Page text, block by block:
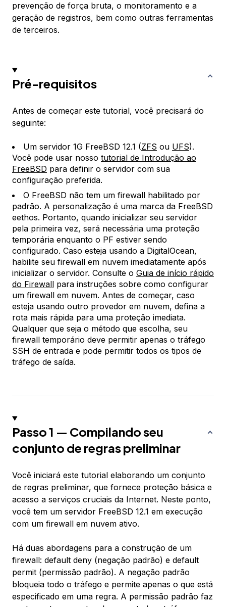
prevenção de força bruta, o monitoramento e a
geração de registros, bem como outras ferramentas
de terceiros.
Pré-requisitos
Antes de começar este tutorial, você precisará do
seguinte:
Um servidor 1G FreeBSD 12.1 (ZFS ou UFS).
Você pode usar nosso tutorial de Introdução ao
FreeBSD para definir o servidor com sua
configuração preferida.
O FreeBSD não tem um firewall habilitado por
padrão. A personalização é uma marca da FreeBSD
eethos. Portanto, quando inicializar seu servidor
pela primeira vez, será necessária uma proteção
temporária enquanto o PF estiver sendo
configurado. Caso esteja usando a DigitalOcean,
habilite seu firewall em nuvem imediatamente após
inicializar o servidor. Consulte o Guia de início rápido
do Firewall para instruções sobre como configurar
um firewall em nuvem. Antes de começar, caso
esteja usando outro provedor em nuvem, defina a
rota mais rápida para uma proteção imediata.
Qualquer que seja o método que escolha, seu
firewall temporário deve permitir apenas o tráfego
SSH de entrada e pode permitir todos os tipos de
tráfego de saída.
Passo 1 — Compilando seu
conjunto de regras preliminar
Você iniciará este tutorial elaborando um conjunto
de regras preliminar, que fornece proteção básica e
acesso a serviços cruciais da Internet. Neste ponto,
você tem um servidor FreeBSD 12.1 em execução
com um firewall em nuvem ativo.
Há duas abordagens para a construção de um
firewall: default deny (negação padrão) e default
permit (permissão padrão). A negação padrão
bloqueia todo o tráfego e permite apenas o que está
especificado em uma regra. A permissão padrão faz